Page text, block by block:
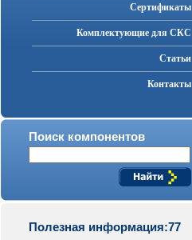
Cертификаты
Комплектующие для СКС
Статьи
Контакты
Поиск компонентов
Полезная информация:77